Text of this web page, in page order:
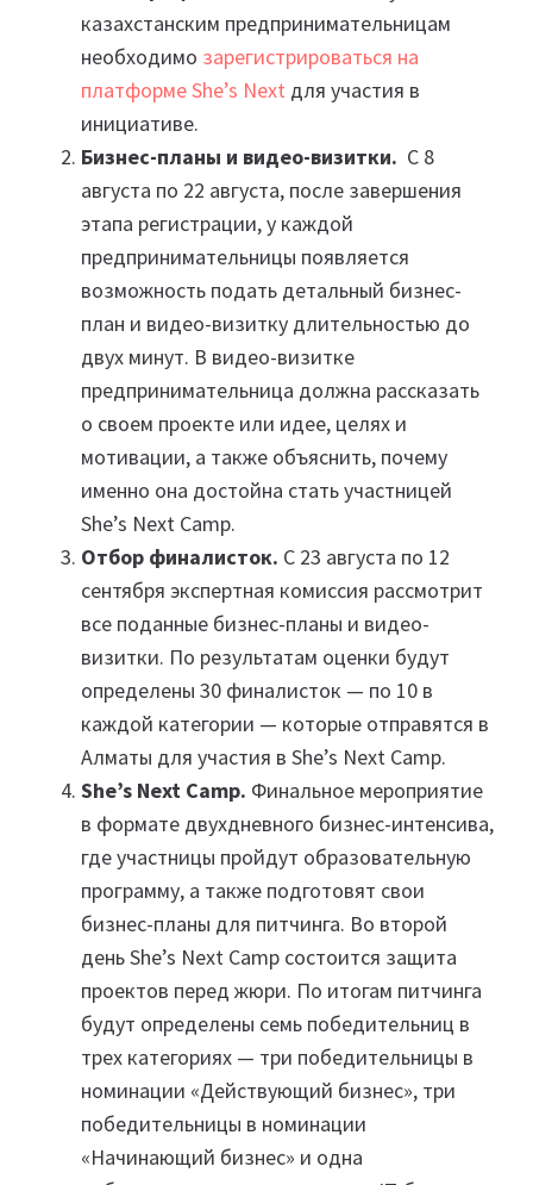
казахстанским предпринимательницам
необходимо зарегистрироваться на
платформе She’s Next для участия в
инициативе.
Бизнес-планы и видео-визитки. С 8
августа по 22 августа, после завершения
этапа регистрации, у каждой
предпринимательницы появляется
возможность подать детальный бизнес-
план и видео-визитку длительностью до
двух минут. В видео-визитке
предпринимательница должна рассказать
о своем проекте или идее, целях и
мотивации, а также объяснить, почему
именно она достойна стать участницей
She’s Next Camp.
Отбор финалисток. С 23 августа по 12
сентября экспертная комиссия рассмотрит
все поданные бизнес-планы и видео-
визитки. По результатам оценки будут
определены 30 финалисток — по 10 в
каждой категории — которые отправятся в
Алматы для участия в She’s Next Camp.
She’s Next Сamp. Финальное мероприятие
в формате двухдневного бизнес-интенсива,
где участницы пройдут образовательную
программу, а также подготовят свои
бизнес-планы для питчинга. Во второй
день She’s Next Camp состоится защита
проектов перед жюри. По итогам питчинга
будут определены семь победительниц в
трех категориях — три победительницы в
номинации «Действующий бизнес», три
победительницы в номинации
«Начинающий бизнес» и одна